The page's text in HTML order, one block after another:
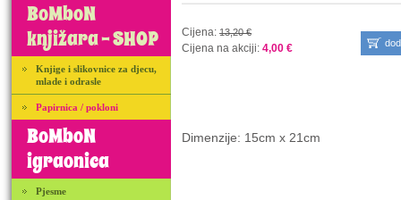
BoMboN
knjižara - SHOP
Knjige i slikovnice za djecu,
mlade i odrasle
Papirnica / pokloni
BoMboN
igraonica
Pjesme
Cijena: 13,20 €
Cijena na akciji: 4,00 €
Dimenzije: 15cm x 21cm